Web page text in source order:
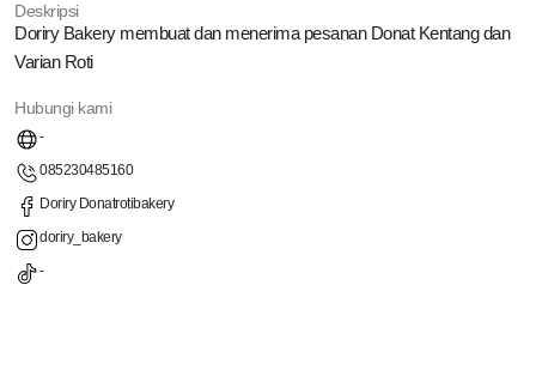
Deskripsi
Doriry Bakery membuat dan menerima pesanan Donat Kentang dan
Varian Roti
Hubungi kami
-
085230485160
Doriry Donatrotibakery
doriry_bakery
-